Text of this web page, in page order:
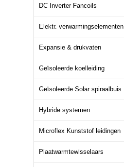
DC Inverter Fancoils
Elektr. verwarmingselementen
Expansie & drukvaten
Geïsoleerde koelleiding
Geïsoleerde Solar spiraalbuis
Hybride systemen
Microflex Kunststof leidingen
Plaatwarmtewisselaars